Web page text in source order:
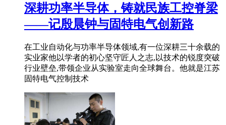
深耕功率半导体，铸就民族工控脊梁
——记殷晨钟与固特电气创新路
在工业自动化与功率半导体领域,有一位深耕三十余载的
实业家他以学者的初心坚守匠人之志,以技术的锐度突破
行业壁垒,带领企业从实验室走向全球舞台。他就是江苏
固特电气控制技术